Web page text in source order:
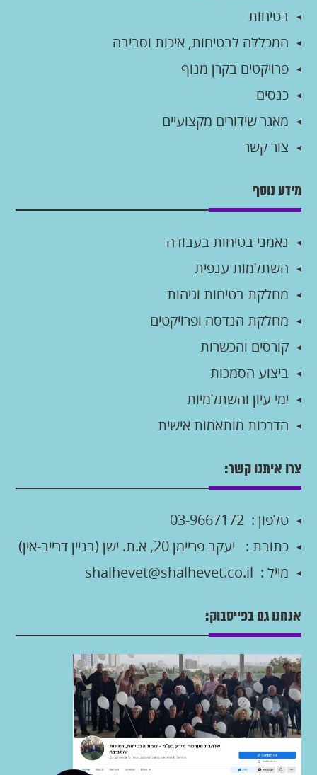
בטיחות
המכללה לבטיחות, איכות וסביבה
פרויקטים בקרן מנוף
כנסים
מאגר שידורים מקצועיים
צור קשר
מידע נוסף
נאמני בטיחות בעבודה
השתלמות ענפית
מחלקת בטיחות וגיהות
מחלקת הנדסה ופרויקטים
קורסים והכשרות
ביצוע הסמכות
ימי עיון והשתלמיות
הדרכות מותאמות אישית
צרו איתנו קשר:
טלפון : 03-9667172
כתובת :
יעקב פריימן 20, א.ת. ישן (בניין דרייב-אין)
מייל : shalhevet@shalhevet.co.il
אנחנו גם בפייסבוק: